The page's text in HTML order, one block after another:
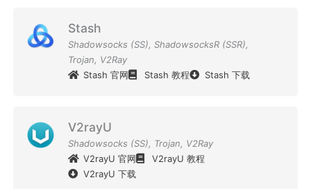
Stash
Shadowsocks (SS), ShadowsocksR (SSR),
Trojan, V2Ray
Stash 官网
Stash 教程 Stash 下载
V2rayU
Shadowsocks (SS), Trojan, V2Ray
V2rayU 官网
V2rayU 教程
V2rayU 下载